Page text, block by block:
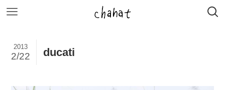
ducati
2013
2/22